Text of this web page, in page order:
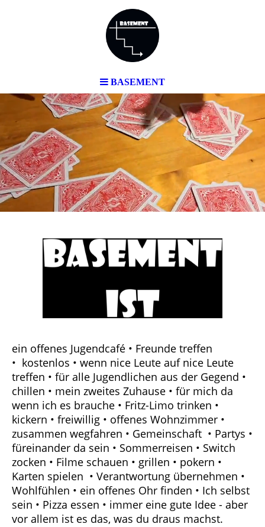
BASEMENT
ein offenes Jugendcafé • Freunde treffen
• kostenlos • wenn nice Leute auf nice Leute
treffen • für alle Jugendlichen aus der Gegend •
chillen • mein zweites Zuhause • für mich da
wenn ich es brauche • Fritz-Limo trinken •
kickern • freiwillig • offenes Wohnzimmer •
zusammen wegfahren • Gemeinschaft • Partys •
füreinander da sein • Sommerreisen • Switch
zocken • Filme schauen • grillen • pokern •
Karten spielen • Verantwortung übernehmen •
Wohlfühlen • ein offenes Ohr finden • Ich selbst
sein • Pizza essen • immer eine gute Idee - aber
vor allem ist es das, was du draus machst.